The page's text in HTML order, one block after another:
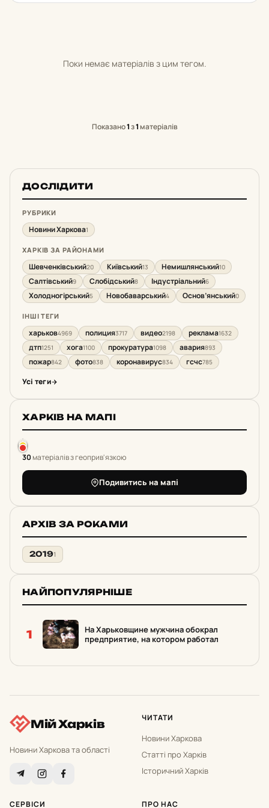
Поки немає матеріалів з цим тегом.
Показано1з1матеріалів
ДОСЛІДИТИ
РУБРИКИ
Новини Харкова1
ХАРКІВ ЗА РАЙОНАМИ
Шевченківський20 Київський13 Немишлянський10
Салтівський9 Слобідський8 Індустріальний6
Холодногірський5 Новобаварський4 Основ’янський0
ІНШІ ТЕГИ
харьков4969 полиция3717 видео2198 реклама1632
дтп1251 хога1100 прокуратура1098 авария893
пожар842 фото838 коронавирус834 гсчс785
Усі теги
ХАРКІВ НА МАПІ
30матеріалів з геоприв'язкою
Подивитись на мапі
АРХІВ ЗА РОКАМИ
20191
НАЙПОПУЛЯРНІШЕ
1
На Харьковщине мужчина обокрал
предприятие, на котором работал
Мій Харків
Новини Харкова та області
ЧИТАТИ
Новини Харкова
Статті про Харків
Історичний Харків
СЕРВІСИ ПРО НАС